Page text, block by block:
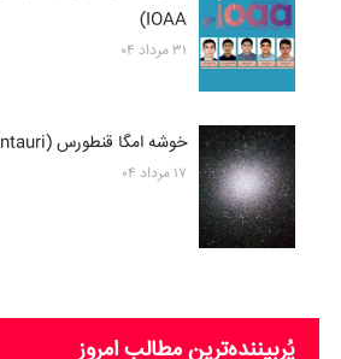
IOAA)
۳۱ مرداد ۰۴
خوشه امگا قنطورس (Omega Centauri)
۱۷ مرداد ۰۴
پُربیننده‌ترین‌ مطالب امروز